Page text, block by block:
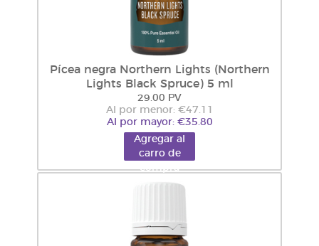
Pícea negra Northern Lights (Northern
Lights Black Spruce) 5 ml
29.00 PV
Al por menor: €47.11
Al por mayor: €35.80
Agregar al
carro de
compra